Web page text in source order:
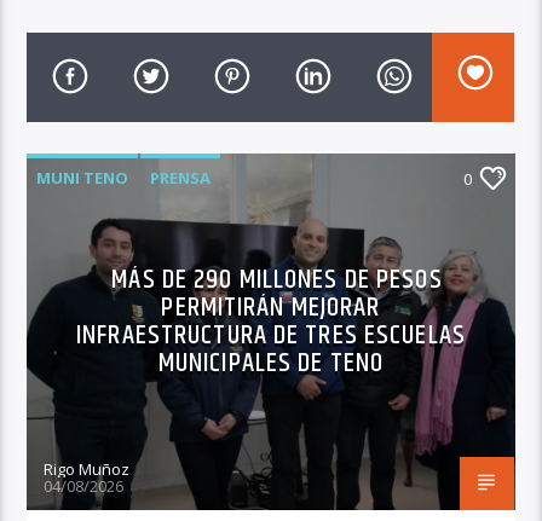
MUNI TENO PRENSA 0
MÁS DE 290 MILLONES DE PESOS
PERMITIRÁN MEJORAR
INFRAESTRUCTURA DE TRES ESCUELAS
MUNICIPALES DE TENO
Rigo Muñoz
04/08/2026